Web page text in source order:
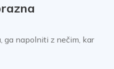
ga napolniti z nečim, kar